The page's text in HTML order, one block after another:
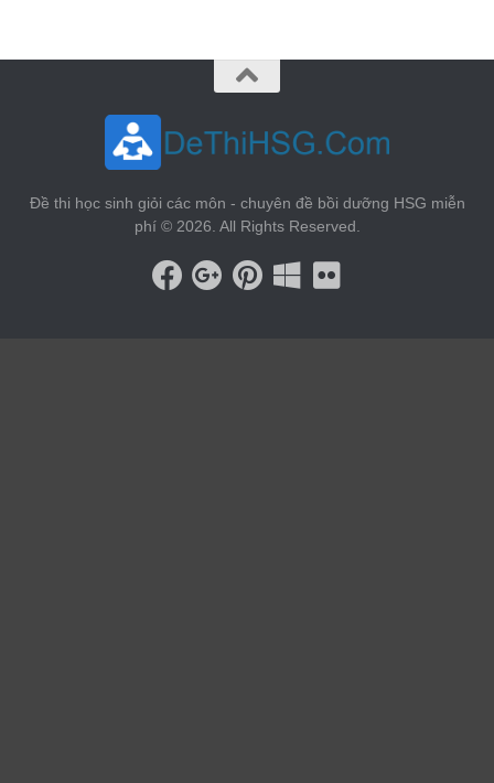
Đề thi học sinh giỏi các môn - chuyên đề bồi dưỡng HSG miễn
phí © 2026. All Rights Reserved.